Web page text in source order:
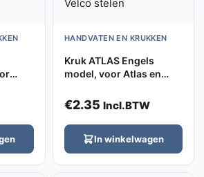
HANDVATEN EN KRUKKEN
Kruk ATLAS Engels
model, voor Atlas en
€2.35 Incl.BTW
In winkelwagen